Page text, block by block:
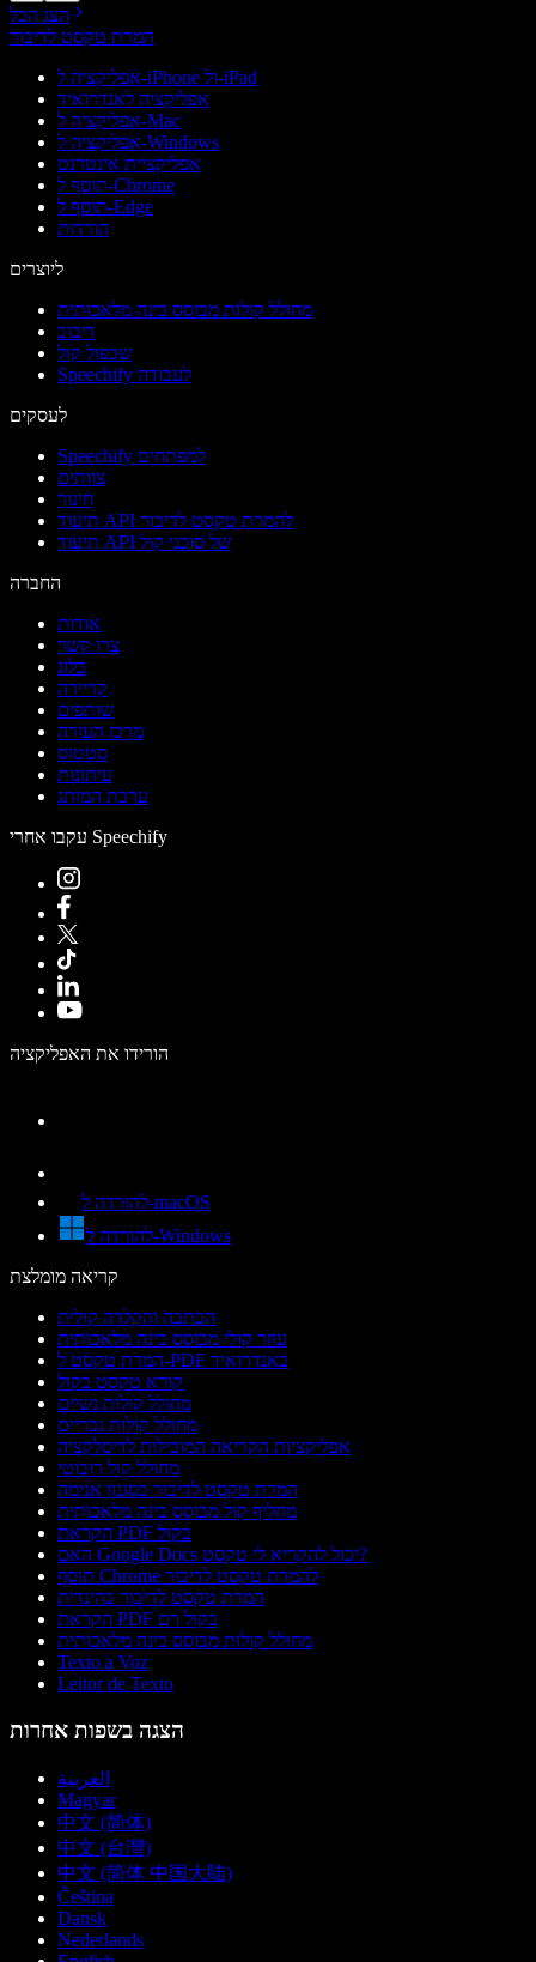
הצג הכל
המרת טקסט לדיבור
אפליקציה ל-iPhone ול-iPad
אפליקציה לאנדרואיד
אפליקציה ל-Mac
אפליקציה ל-Windows
אפליקציית אינטרנט
תוסף ל-Chrome
תוסף ל-Edge
הורדות
ליוצרים
מחולל קולות מבוסס בינה מלאכותית
דיבוב
שכפול קול
Speechify לעבודה
לעסקים
Speechify למפתחים
צוותים
חינוך
תיעוד API להמרת טקסט לדיבור
תיעוד API של סוכני קול
החברה
אודות
צרו קשר
בלוג
קריירה
שותפים
מרכז העזרה
סטטוס
עיתונות
ערכת המותג
עקבו אחרי Speechify
הורידו את האפליקציה
להורדה ל-macOS
להורדה ל-Windows
קריאה מומלצת
הכתבה והקלדה קולית
עוזר קולי מבוסס בינה מלאכותית
המרת טקסט ל-PDF באנדרואיד
קורא טקסט בקול
מחולל קולות נשיים
מחולל קולות גבריים
אפליקציות הקריאה המובילות לדיסלקציה
מחולל קול רובוטי
המרת טקסט לדיבור בסגנון אנימה
מחליף קול מבוסס בינה מלאכותית
הקראת PDF בקול
האם Google Docs יכול להקריא לי טקסט?
תוסף Chrome להמרת טקסט לדיבור
המרת טקסט לדיבור בהינדית
הקראת PDF בקול רם
מחולל קולות מבוסס בינה מלאכותית
Texto a Voz
Leitor de Texto
הצגה בשפות אחרות
العربية
Magyar
中文 (简体)
中文 (台灣)
中文 (简体 中国大陆)
Čeština
Dansk
Nederlands